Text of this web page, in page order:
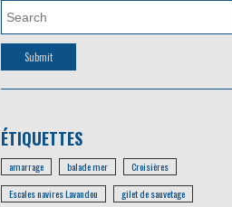
ÉTIQUETTES
amarrage balade mer
Croisières
Escales navires Lavandou
gilet de sauvetage